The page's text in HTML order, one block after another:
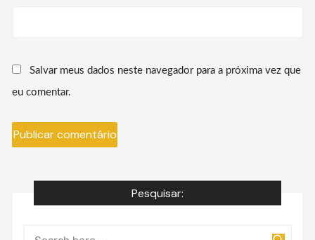
Salvar meus dados neste navegador para a próxima vez que
eu comentar.
Pesquisar: